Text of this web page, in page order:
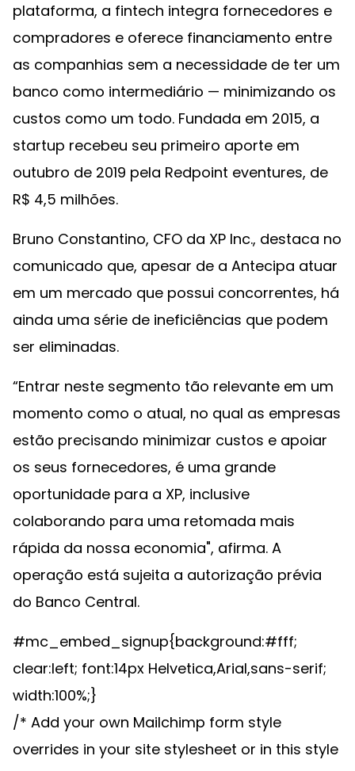
plataforma, a fintech integra fornecedores e
compradores e oferece financiamento entre
as companhias sem a necessidade de ter um
banco como intermediário — minimizando os
custos como um todo. Fundada em 2015, a
startup recebeu seu primeiro aporte em
outubro de 2019 pela Redpoint eventures, de
R$ 4,5 milhões.
Bruno Constantino, CFO da XP Inc., destaca no
comunicado que, apesar de a Antecipa atuar
em um mercado que possui concorrentes, há
ainda uma série de ineficiências que podem
ser eliminadas.
“Entrar neste segmento tão relevante em um
momento como o atual, no qual as empresas
estão precisando minimizar custos e apoiar
os seus fornecedores, é uma grande
oportunidade para a XP, inclusive
colaborando para uma retomada mais
rápida da nossa economia", afirma. A
operação está sujeita a autorização prévia
do Banco Central.
#mc_embed_signup{background:#fff;
clear:left; font:14px Helvetica,Arial,sans-serif;
width:100%;}
/* Add your own Mailchimp form style
overrides in your site stylesheet or in this style